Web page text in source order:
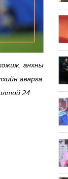
анхны
аварга
24